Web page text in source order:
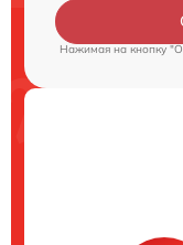
Нажимая на кнопку